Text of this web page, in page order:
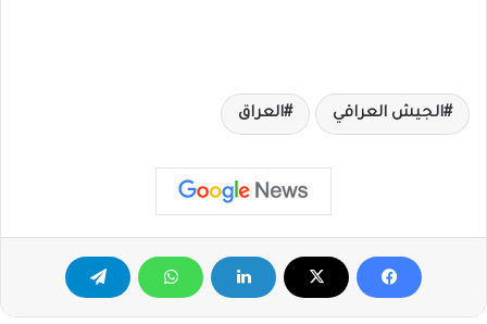
الجيش العراقي العراق